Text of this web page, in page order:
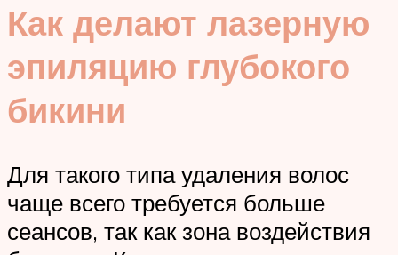
Как делают лазерную
эпиляцию глубокого
бикини
Для такого типа удаления волос
чаще всего требуется больше
сеансов, так как зона воздействия